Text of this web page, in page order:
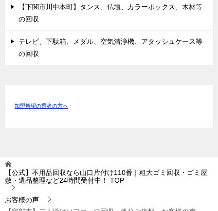
【下関市川中本町】タンス、仏壇、カラーボックス、木材等
の回収
テレビ、下駄箱、メダル、空気清浄機、アタッシュケース等
の回収
加盟希望の業者の方へ
【公式】不用品回収なら山口片付け110番｜粗大ゴミ回収・ゴミ屋
敷・遺品整理など24時間受付中！
TOP
お客様の声